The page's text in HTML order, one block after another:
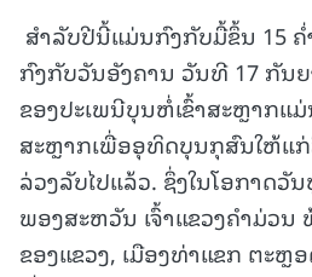
ສໍາລັບປີນີ້ແມ່ນກົງກັບມື້ຂຶ້ນ 15
ກົງກັບວັນອັງຄານ ວັນທີ 17 ກັນ
ຂອງປະເພນີບຸນຫໍ່ເຂົ້າສະຫຼາກແ
ສະຫຼາກເພື່ອອຸທິດບຸນກຸສົນໃຫ້ແ
ລ່ວງລັບໄປແລ້ວ. ຊຶ່ງໃນໂອກາດວັ
ພອງສະຫວັນ ເຈົ້າແຂວງຄໍາມ່ວ
ຂອງແຂວງ, ເມືອງທ່າແຂກ ຕະຫຼ